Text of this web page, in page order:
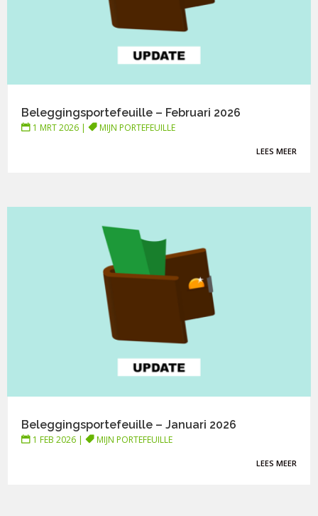
Beleggingsportefeuille – Februari 2026
1 MRT 2026 | MIJN PORTEFEUILLE
LEES MEER
Beleggingsportefeuille – Januari 2026
1 FEB 2026 | MIJN PORTEFEUILLE
LEES MEER